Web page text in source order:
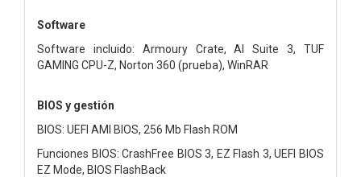
Software
Software incluido: Armoury Crate, AI Suite 3, TUF
GAMING CPU-Z, Norton 360 (prueba), WinRAR
BIOS y gestión
BIOS: UEFI AMI BIOS, 256 Mb Flash ROM
Funciones BIOS: CrashFree BIOS 3, EZ Flash 3, UEFI BIOS
EZ Mode, BIOS FlashBack